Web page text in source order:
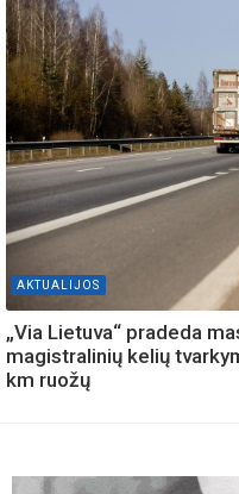
AKTUALIJOS
„Via Lietuva“ pradeda
magistralinių kelių
km ruožų